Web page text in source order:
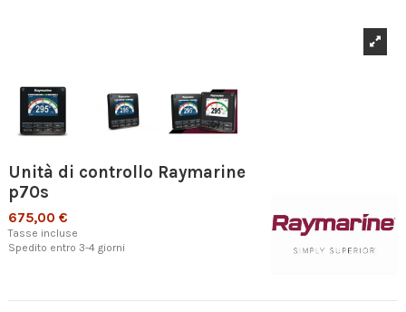
Unità di controllo Raymarine
p70s
675,00 €
Tasse incluse
Spedito entro 3-4 giorni